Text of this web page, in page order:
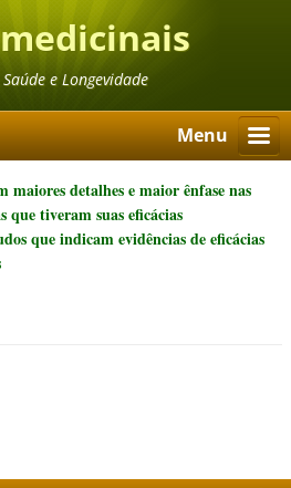
e Longevidade
Menu
maiores detalhes e maior ênfase nas
que tiveram suas eficácias
que indicam evidências de eficácias